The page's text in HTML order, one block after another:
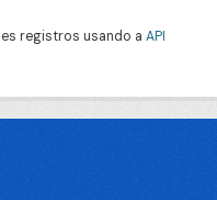
registros usando a API